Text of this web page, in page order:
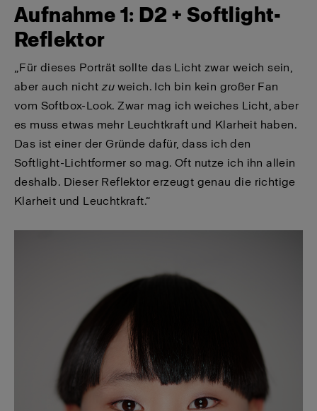
Aufnahme 1: D2 + Softlight-
Reflektor
„Für dieses Porträt sollte das Licht zwar weich sein,
aber auch nicht zuweich. Ich bin kein großer Fan
vom Softbox-Look. Zwar mag ich weiches Licht, aber
es muss etwas mehr Leuchtkraft und Klarheit haben.
Das ist einer der Gründe dafür, dass ich den
Softlight-Lichtformer so mag. Oft nutze ich ihn allein
deshalb. Dieser Reflektor erzeugt genau die richtige
Klarheit und Leuchtkraft.“